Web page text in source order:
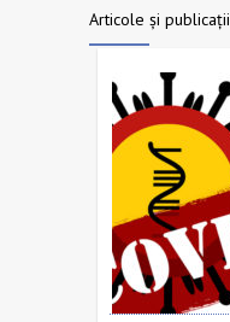
Articole și publicații